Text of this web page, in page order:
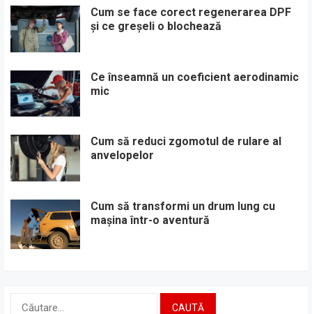
Cum se face corect regenerarea DPF
și ce greșeli o blochează
Ce înseamnă un coeficient aerodinamic
mic
Cum să reduci zgomotul de rulare al
anvelopelor
Cum să transformi un drum lung cu
mașina într-o aventură
Caută